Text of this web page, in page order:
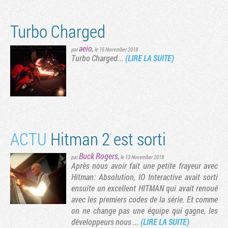
Turbo Charged
paraeio, le 15 November 2018
Turbo Charged... (LIRE LA SUITE)
ACTU Hitman 2 est sorti
parBuck Rogers, le 13 November 2018
Après nous avoir fait une petite frayeur avec
Hitman: Absolution, IO Interactive avait sorti
ensuite un excellent HITMAN qui avait renoué
avec les premiers codes de la série. Et comme
on ne change pas une équipe qui gagne, les
développeurs nous ...(LIRE LA SUITE)